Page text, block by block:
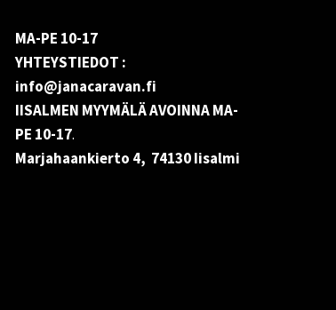
MA-PE 10-17
YHTEYSTIEDOT :
info@janacaravan.fi
IISALMEN MYYMÄLÄ AVOINNA MA-
PE 10-17.
Marjahaankierto 4, 74130 Iisalmi